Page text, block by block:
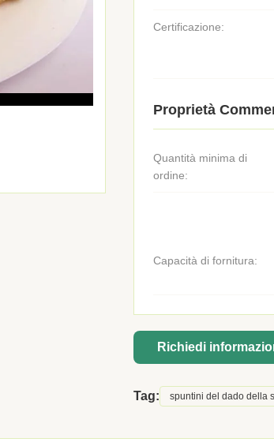
Certificazione:
Proprietà
Quantità minima di
ordine:
Capacità di fornitura:
Richiedi
Tag: spuntini del dado della